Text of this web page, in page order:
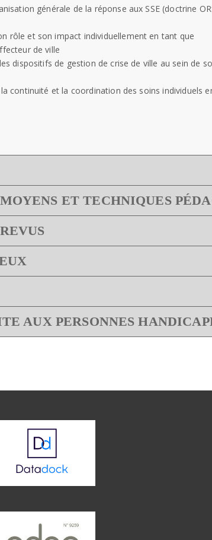
générale de la réponse aux SSE (doctrine
rôle et son impact individuellement en tant que
de ville
dispositifs de gestion de crise de ville au sein de
la continuité et la coordination des soins individuels
ET TECHNIQUES
AUX PERSONNES